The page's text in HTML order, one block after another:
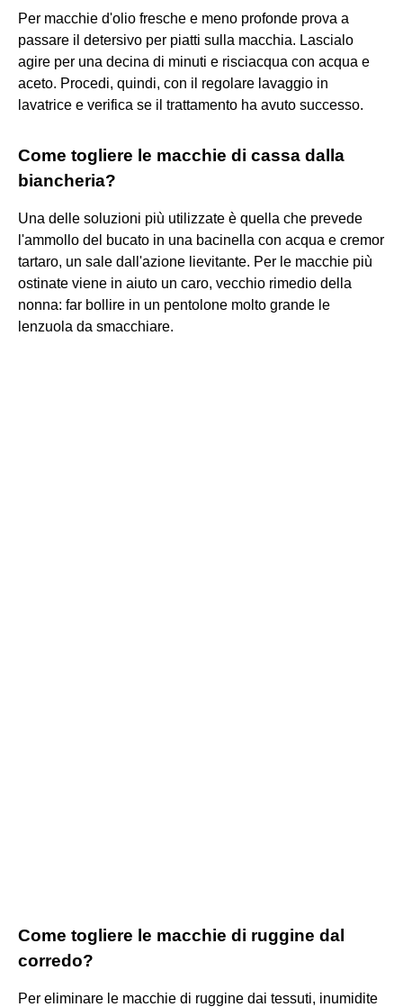
Per macchie d'olio fresche e meno profonde prova a
passare il detersivo per piatti sulla macchia. Lascialo
agire per una decina di minuti e risciacqua con acqua e
aceto. Procedi, quindi, con il regolare lavaggio in
lavatrice e verifica se il trattamento ha avuto successo.
Come togliere le macchie di cassa dalla
biancheria?
Una delle soluzioni più utilizzate è quella che prevede
l'ammollo del bucato in una bacinella con acqua e cremor
tartaro, un sale dall'azione lievitante. Per le macchie più
ostinate viene in aiuto un caro, vecchio rimedio della
nonna: far bollire in un pentolone molto grande le
lenzuola da smacchiare.
Come togliere le macchie di ruggine dal
corredo?
Per eliminare le macchie di ruggine dai tessuti, inumidite